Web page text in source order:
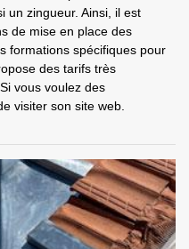
un zingueur. Ainsi, il est
de mise en place des
formations spécifiques pour
des tarifs très
vous voulez des
visiter son site web.